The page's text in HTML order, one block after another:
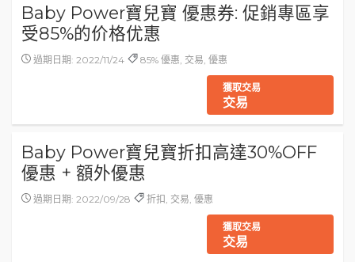
Baby Power寶兒寶 優惠券: 促銷專區享
受85%的价格优惠
過期日期: 2022/11/24 85% 優惠, 交易, 優惠
獲取交易
交易
Baby Power寶兒寶折扣高達30%OFF
優惠 + 額外優惠
過期日期: 2022/09/28 折扣, 交易, 優惠
獲取交易
交易